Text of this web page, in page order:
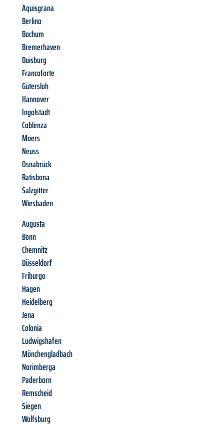
Aquisgrana
Berlino
Bochum
Bremerhaven
Duisburg
Francoforte
Gütersloh
Hannover
Ingolstadt
Coblenza
Moers
Neuss
Osnabrück
Ratisbona
Salzgitter
Wiesbaden
Augusta
Bonn
Chemnitz
Düsseldorf
Friburgo
Hagen
Heidelberg
Jena
Colonia
Ludwigshafen
Mönchengladbach
Norimberga
Paderborn
Remscheid
Siegen
Wolfsburg